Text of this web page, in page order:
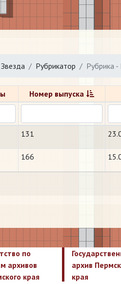
Звезда Рубрикатор Рубрика
Номер выпуска
131
166
по
архивов
края
архив
края